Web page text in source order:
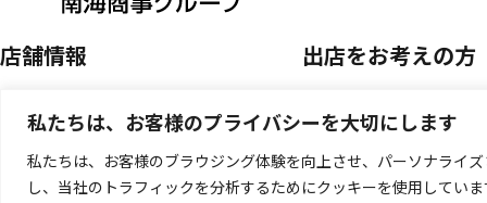
私たちは、お客様のプライバシーを大切にします
私たちは、お客様のブラウジング体験を向上させ、パーソナライ
し、当社のトラフィックを分析するためにクッキーを使用してい
店舗情報
店舗を探す
開催中のPOP UP SHOP
出店をお考えの方
空き区画のご案内
催事店舗出店のご案
キッチンカー出店の